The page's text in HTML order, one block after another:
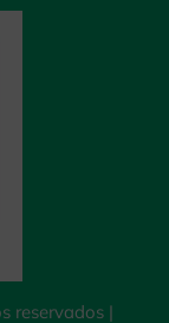
reservados |